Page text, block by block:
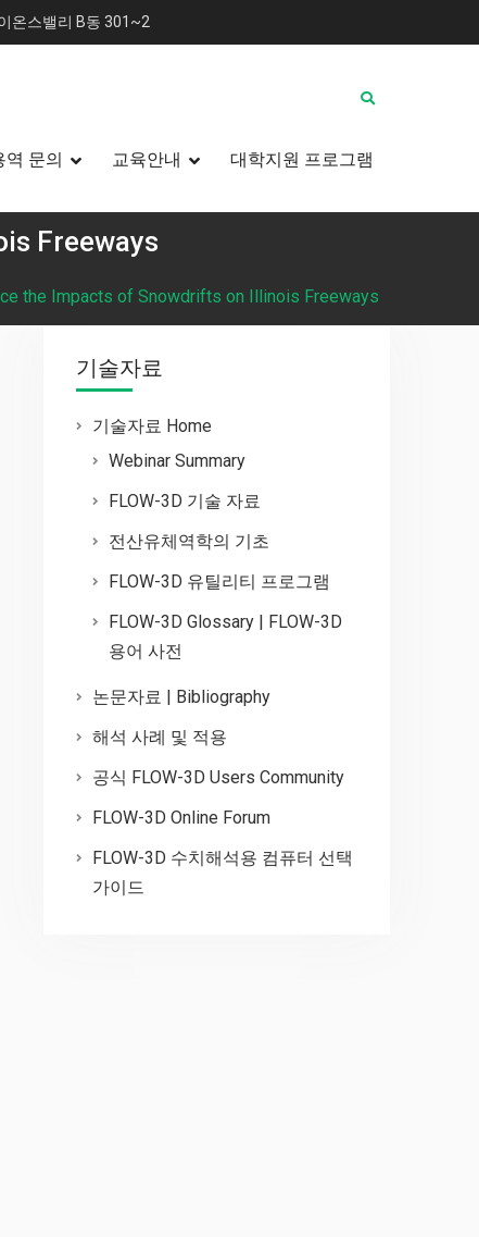
온스밸리 B동 301~2
문의 교육안내 대학지원 프로그램
Freeways
the Impacts of Snowdrifts on Illinois Freeways
기술자료
기술자료 Home
Webinar Summary
FLOW-3D 기술 자료
전산유체역학의 기초
FLOW-3D 유틸리티 프로그램
FLOW-3D Glossary | FLOW-3D
용어 사전
논문자료 | Bibliography
해석 사례 및 적용
공식 FLOW-3D Users Community
FLOW-3D Online Forum
FLOW-3D 수치해석용 컴퓨터 선택
가이드